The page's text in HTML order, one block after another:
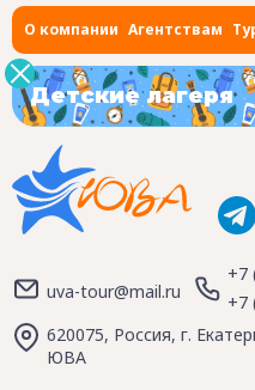
О компании Агентствам
Детские лагеря
uva-tour@mail.ru
+7
+7
620075, Россия, г.
ЮВА